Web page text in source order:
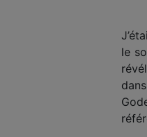
le